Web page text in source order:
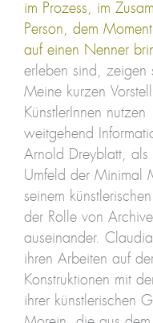
im Prozess, im
Person, dem
auf einen Nenner
erleben sind, zeigen
Meine kurzen
KünstlerInnen nutzen
weitgehend
Arnold Dreyblatt, als
Umfeld der Minimal
seinem
der Rolle von
auseinander.
ihren Arbeiten auf
Konstruktionen mit
ihrer künstlerischen